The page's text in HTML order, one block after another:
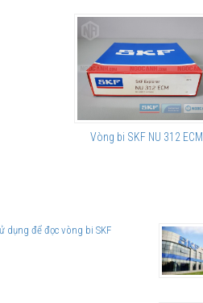
Vòng bi SKF NU 312 ECM
dụng để đọc vòng bi SKF